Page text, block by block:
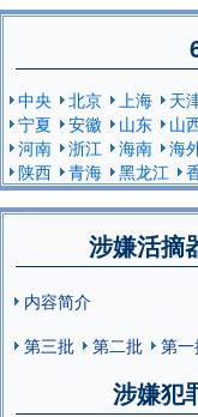
中央 北京 上海 天
宁夏
安徽 山东 山
河南
浙江 海南 海
陕西
青海 黑龙江
涉嫌活摘
内容简介
第三批
第二批 第
涉嫌犯